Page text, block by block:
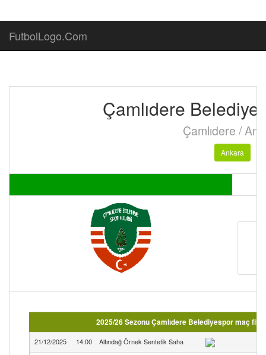
FutbolLogo.Com
Çamlıdere
Çamlıdere /
Ankara
2025/26 Sezonu Çamlıdere Belediyespor maç
21/12/2025 14:00 Altındağ Örnek Sentetik Saha